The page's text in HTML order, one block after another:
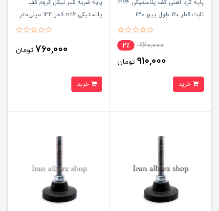
پایه گرد آهنی کف پلاستیکی m24
ثابت قطر 160 طول پیچ 130
920,000 2٪
910,000 تومان
پایه ضربه گیر نیکل کروم کف
پلاستیکی m16 قطر 134 میلی‌متر
760,000 تومان